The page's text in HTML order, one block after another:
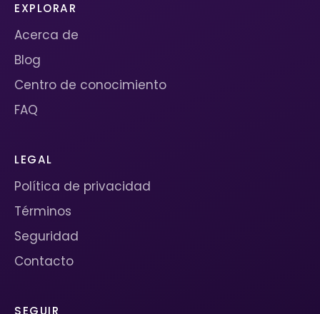
EXPLORAR
Acerca de
Blog
Centro de conocimiento
FAQ
LEGAL
Política de privacidad
Términos
Seguridad
Contacto